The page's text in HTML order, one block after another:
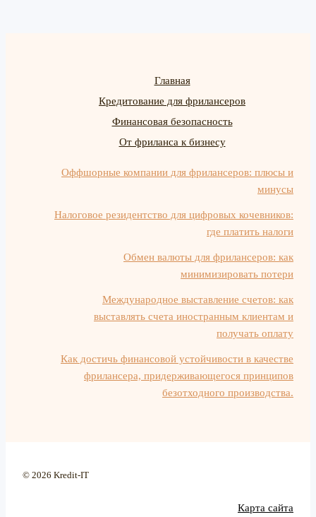
Главная
Кредитование для фрилансеров
Финансовая безопасность
От фриланса к бизнесу
Оффшорные компании для фрилансеров: плюсы и
минусы
Налоговое резидентство для цифровых кочевников:
где платить налоги
Обмен валюты для фрилансеров: как
минимизировать потери
Международное выставление счетов: как
выставлять счета иностранным клиентам и
получать оплату
Как достичь финансовой устойчивости в качестве
фрилансера, придерживающегося принципов
безотходного производства.
© 2026 Kredit-IT
Карта сайта